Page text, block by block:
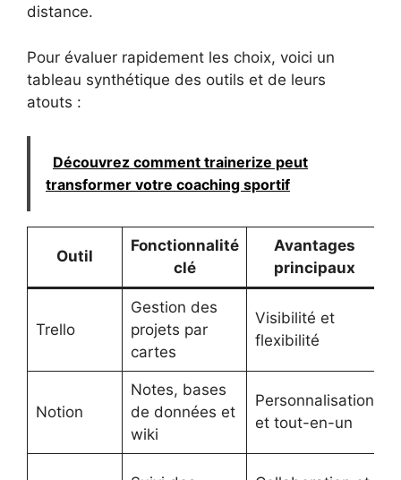
distance.
Pour évaluer rapidement les choix, voici un
tableau synthétique des outils et de leurs
atouts :
Découvrez comment trainerize peut
transformer votre coaching sportif
Outil
Fonctionnalité
clé
Avantages
principaux
Trello
Gestion des
projets par
cartes
Visibilité et
flexibilité
Notion
Notes, bases
de données et
wiki
Personnalisation
et tout-en-un